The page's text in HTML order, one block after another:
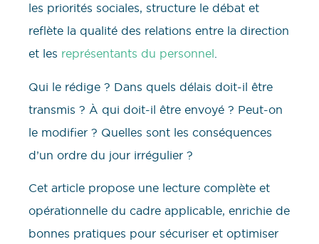
les priorités sociales, structure le débat et
reflète la qualité des relations entre la direction
et les représentants du personnel.
Qui le rédige ? Dans quels délais doit-il être
transmis ? À qui doit-il être envoyé ? Peut-on
le modifier ? Quelles sont les conséquences
d’un ordre du jour irrégulier ?
Cet article propose une lecture complète et
opérationnelle du cadre applicable, enrichie de
bonnes pratiques pour sécuriser et optimiser